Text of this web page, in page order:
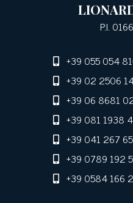
P.I.
+39 055 054
+39 02 2506
+39 06 8681
+39 081 1938
+39 041 267
+39 0789 192
+39 0584 166